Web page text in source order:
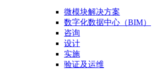
微模块解决方案
数字化数据中心（BIM）
咨询
设计
实施
验证及运维